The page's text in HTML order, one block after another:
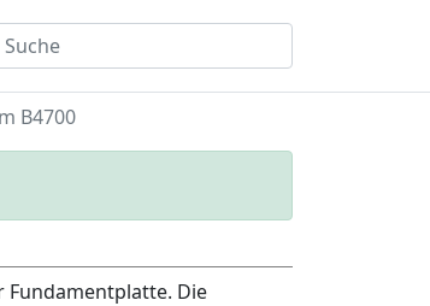
B4700
Fundamentplatte. Die